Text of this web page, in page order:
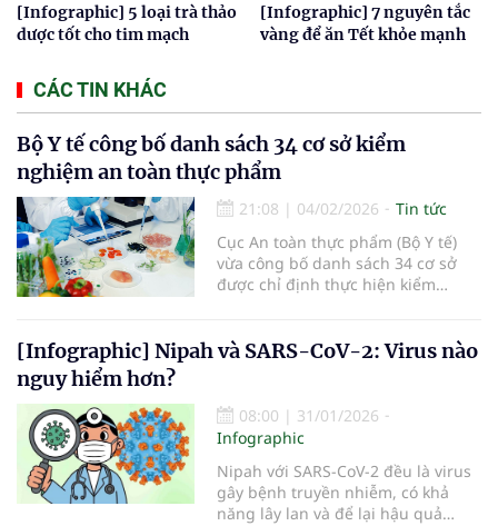
[Infographic] 5 loại trà thảo
dược tốt cho tim mạch
[Infographic] 7 nguyên tắc
vàng để ăn Tết khỏe mạnh
CÁC TIN KHÁC
Bộ Y tế công bố danh sách 34 cơ sở kiểm
nghiệm an toàn thực phẩm
21:08 | 04/02/2026
Tin tức
Cục An toàn thực phẩm (Bộ Y tế)
vừa công bố danh sách 34 cơ sở
được chỉ định thực hiện kiểm
trên phạm vi cả nước.
[Infographic] Nipah và SARS-CoV-2: Virus nào
nguy hiểm hơn?
08:00 | 31/01/2026
Infographic
Nipah với SARS-CoV-2 đều là virus
gây bệnh truyền nhiễm, có khả
năng lây lan và để lại hậu quả